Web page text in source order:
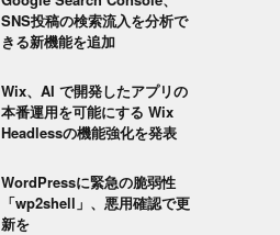
SNS投稿の検索流入を分析で
きる新機能を追加
Wix、AI で開発したアプリの
本番運用を可能にする Wix
Headlessの機能強化を発表
WordPressに緊急の脆弱性
「wp2shell」、悪用確認で更
新を